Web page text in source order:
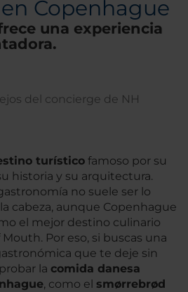
Copenhague
una experiencia
del concierge de NH
turístico famoso por su
historia y su arquitectura.
no suele ser lo
cabeza, aunque Copenhague
el mejor destino culinario
Por eso, si buscas una
que te deje sin
la comida danesa
, como el smørrebrød